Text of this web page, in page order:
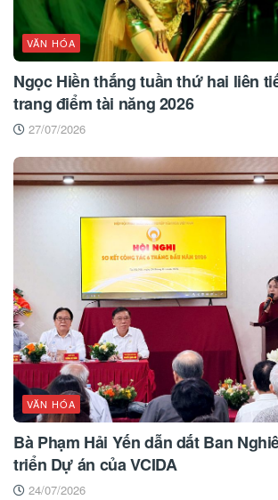
VĂN HÓA
Ngọc Hiền thắng tuần thứ hai liên
trang điểm tài năng 2026
27/07/2026
VĂN HÓA
Bà Phạm Hải Yến dẫn dắt Ban
triển Dự án của VCIDA
24/07/2026